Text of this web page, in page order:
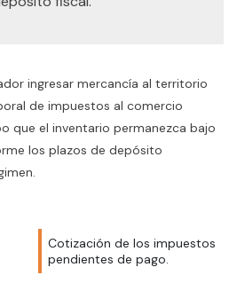
ingresar mercancía al territorio
de impuestos al comercio
que el inventario permanezca bajo
los plazos de depósito
Cotización de los impuestos
pendientes de pago.